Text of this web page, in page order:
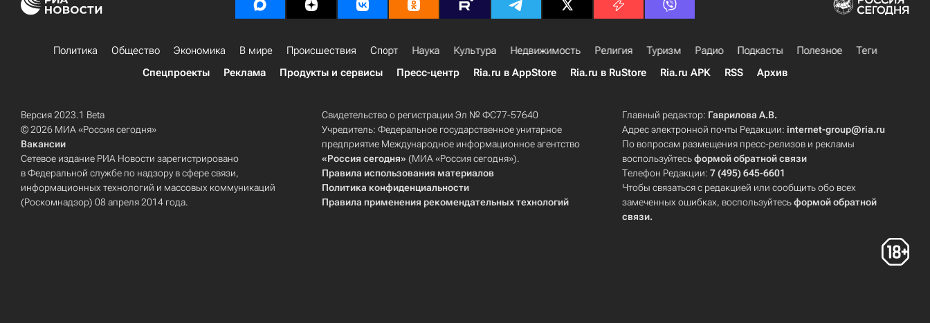
Политика Общество Экономика В мире Происшествия Спорт Наука Культура Недвижимость Религия Туризм Радио Подкасты Полезное
Теги
Спецпроекты
Реклама Продукты и сервисы Пресс-центр Ria.ru в AppStore Ria.ru в RuStore Ria.ru APK RSS Архив
Версия 2023.1 Beta
© 2026 МИА «Россия сегодня»
Вакансии
Сетевое издание РИА Новости зарегистрировано
в Федеральной службе по надзору в сфере связи,
информационных технологий и массовых коммуникаций
(Роскомнадзор) 08 апреля 2014 года.
Свидетельство о регистрации Эл № ФС77-57640
Учредитель: Федеральное государственное унитарное
предприятие Международное информационное агентство
«Россия сегодня» (МИА «Россия сегодня»).
Правила использования материалов
Политика конфиденциальности
Правила применения рекомендательных технологий
Главный редактор: Гаврилова А.В.
Адрес электронной почты Редакции:internet-group@ria.ru
По вопросам размещения пресс-релизов и рекламы
воспользуйтесьформой обратной связи
Телефон Редакции:7 (495) 645-6601
Чтобы связаться с редакцией или сообщить обо всех
замеченных ошибках, воспользуйтесьформой обратной
связи.